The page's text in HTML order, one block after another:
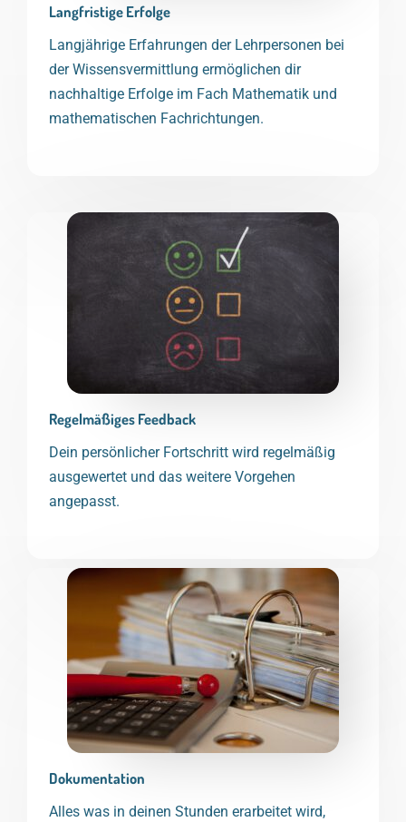
Langfristige Erfolge
Langjährige Erfahrungen der Lehrpersonen bei
der Wissensvermittlung ermöglichen dir
nachhaltige Erfolge im Fach Mathematik und
mathematischen Fachrichtungen.
Regelmäßiges Feedback
Dein persönlicher Fortschritt wird regelmäßig
ausgewertet und das weitere Vorgehen
angepasst.
Dokumentation
Alles was in deinen Stunden erarbeitet wird,